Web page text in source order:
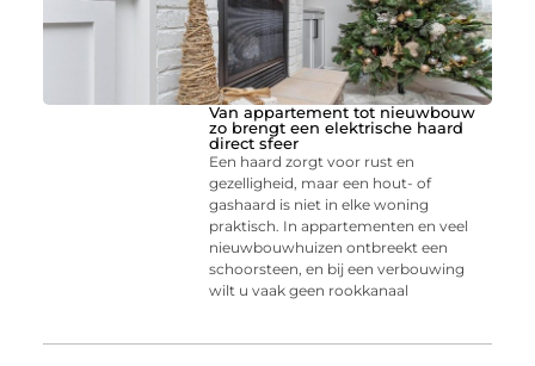
Van appartement tot nieuwbouw
zo brengt een elektrische haard
direct sfeer
Een haard zorgt voor rust en
gezelligheid, maar een hout- of
gashaard is niet in elke woning
praktisch. In appartementen en veel
nieuwbouwhuizen ontbreekt een
schoorsteen, en bij een verbouwing
wilt u vaak geen rookkanaal